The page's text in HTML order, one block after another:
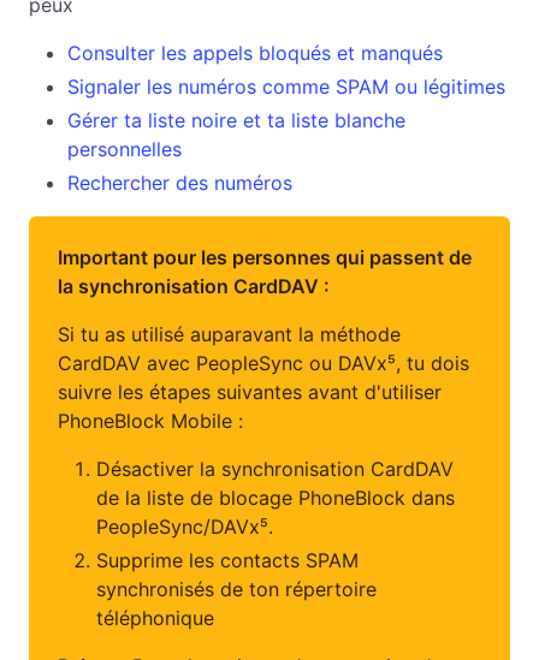
peux
Consulter les appels bloqués et manqués
Signaler les numéros comme SPAM ou légitimes
Gérer ta liste noire et ta liste blanche
personnelles
Rechercher des numéros
Important pour les personnes qui passent de
la synchronisation CardDAV :
Si tu as utilisé auparavant la méthode
CardDAV avec PeopleSync ou DAVx⁵, tu dois
suivre les étapes suivantes avant d'utiliser
PhoneBlock Mobile :
Désactiver la synchronisation CardDAV
de la liste de blocage PhoneBlock dans
PeopleSync/DAVx⁵.
Supprime les contacts SPAM
synchronisés de ton répertoire
téléphonique